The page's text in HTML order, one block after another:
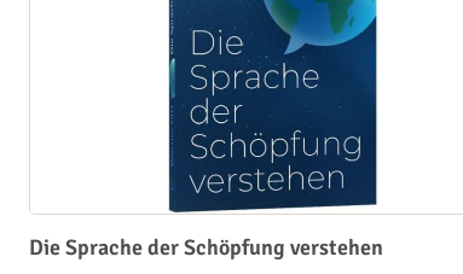
Die Sprache der Schöpfung verstehen